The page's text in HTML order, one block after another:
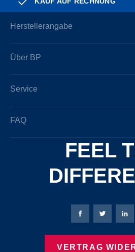
Herstellerangabe
Über BP
Service
FAQ
FEEL
Bierbaum-
VERTRAG